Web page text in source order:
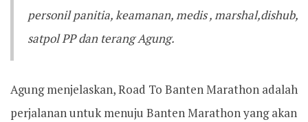
personil panitia, keamanan, medis , marshal,dishub,
satpol PP dan terang Agung. ‎‎
Agung menjelaskan, Road To Banten Marathon adalah
perjalanan untuk menuju Banten Marathon yang akan